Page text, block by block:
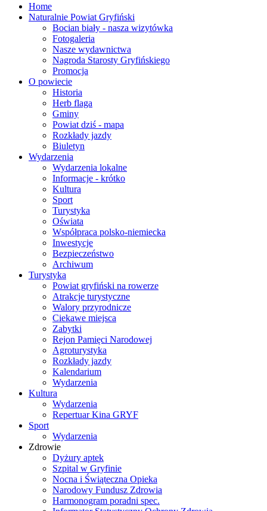
Home
Naturalnie Powiat Gryfiński
Bocian biały - nasza wizytówka
Fotogaleria
Nasze wydawnictwa
Nagroda Starosty Gryfińskiego
Promocja
O powiecie
Historia
Herb flaga
Gminy
Powiat dziś - mapa
Rozkłady jazdy
Biuletyn
Wydarzenia
Wydarzenia lokalne
Informacje - krótko
Kultura
Sport
Turystyka
Oświata
Współpraca polsko-niemiecka
Inwestycje
Bezpieczeństwo
Archiwum
Turystyka
Powiat gryfiński na rowerze
Atrakcje turystyczne
Walory przyrodnicze
Ciekawe miejsca
Zabytki
Rejon Pamięci Narodowej
Agroturystyka
Rozkłady jazdy
Kalendarium
Wydarzenia
Kultura
Wydarzenia
Repertuar Kina GRYF
Sport
Wydarzenia
Zdrowie
Dyżury aptek
Szpital w Gryfinie
Nocna i Świąteczna Opieka
Narodowy Fundusz Zdrowia
Harmonogram poradni spec.